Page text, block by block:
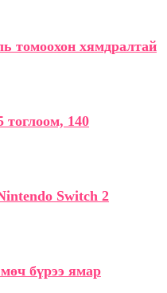
томоохон хямдралтай
тоглоом, 140
Switch 2
бүрээ ямар